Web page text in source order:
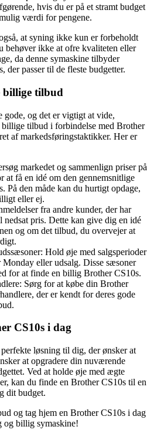
hvis du er på et stramt budget
værdi for pengene.
at syning ikke kun er forbeholdt
behøver ikke at ofre kvaliteten eller
da denne symaskine tilbyder
der passer til de fleste budgetter.
billige tilbud
og det er vigtigt at vide,
tilbud i forbindelse med Brother
af markedsføringstaktikker. Her er
markedet og sammenlign priser på
at få en idé om den gennemsnitlige
På den måde kan du hurtigt opdage,
eller ej.
fra andre kunder, der har
pris. Dette kan give dig en idé
og om det tilbud, du overvejer at
Hold øje med salgsperioder
eller udsalg. Disse sæsoner
for at finde en billig Brother CS10s.
Sørg for at købe din Brother
der er kendt for deres gode
CS10s i dag
løsning til dig, der ønsker at
at opgradere din nuværende
Ved at holde øje med ægte
kan du finde en Brother CS10s til en
dit budget.
og tag hjem en Brother CS10s i dag
og billig symaskine!